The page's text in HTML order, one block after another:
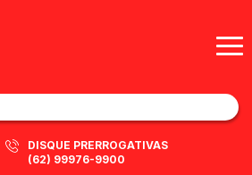
DISQUE PRERROGATIVAS
(62) 99976-9900